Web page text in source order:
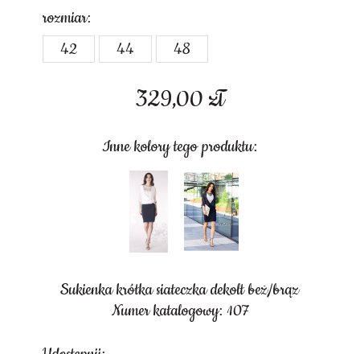
329,00 zł
Inne kolory tego produktu:
rozmiar:
42
44 48
Sukienka krótka siateczka dekolt beż/brąz
Numer katalogowy: 107